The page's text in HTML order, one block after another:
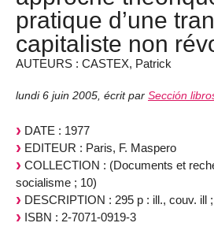
pratique d’une
capitaliste non
AUTEURS : CASTEX, Patrick
lundi 6 juin 2005, écrit par Sección
DATE : 1977
EDITEUR : Paris, F. Maspero
COLLECTION : (Documents et
socialisme ; 10)
DESCRIPTION : 295 p : ill., couv. ill
ISBN : 2-7071-0919-3